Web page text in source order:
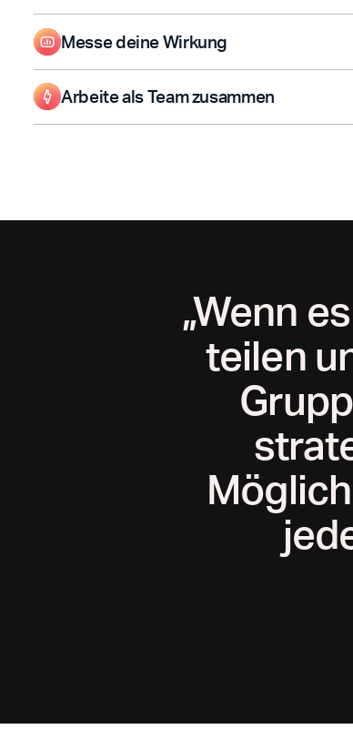
Share updates, Plans, and Events so people can
long—not just on Sundays.
Messe deine Wirkung
Make informed decisions for future ministry by
content performance.
Arbeite als Team zusammen
Invite teammates to help manage your Page and
„Wenn
teilen